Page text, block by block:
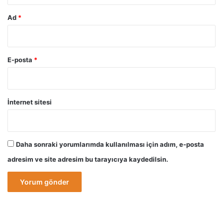
Ad *
E-posta *
İnternet sitesi
Daha sonraki yorumlarımda kullanılması için adım, e-posta
adresim ve site adresim bu tarayıcıya kaydedilsin.